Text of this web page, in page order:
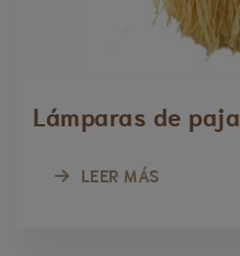
Lámparas de paja
LEER MÁS